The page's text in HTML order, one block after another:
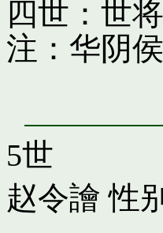
四世：世
注：华阴侯
5世
赵令譮 性